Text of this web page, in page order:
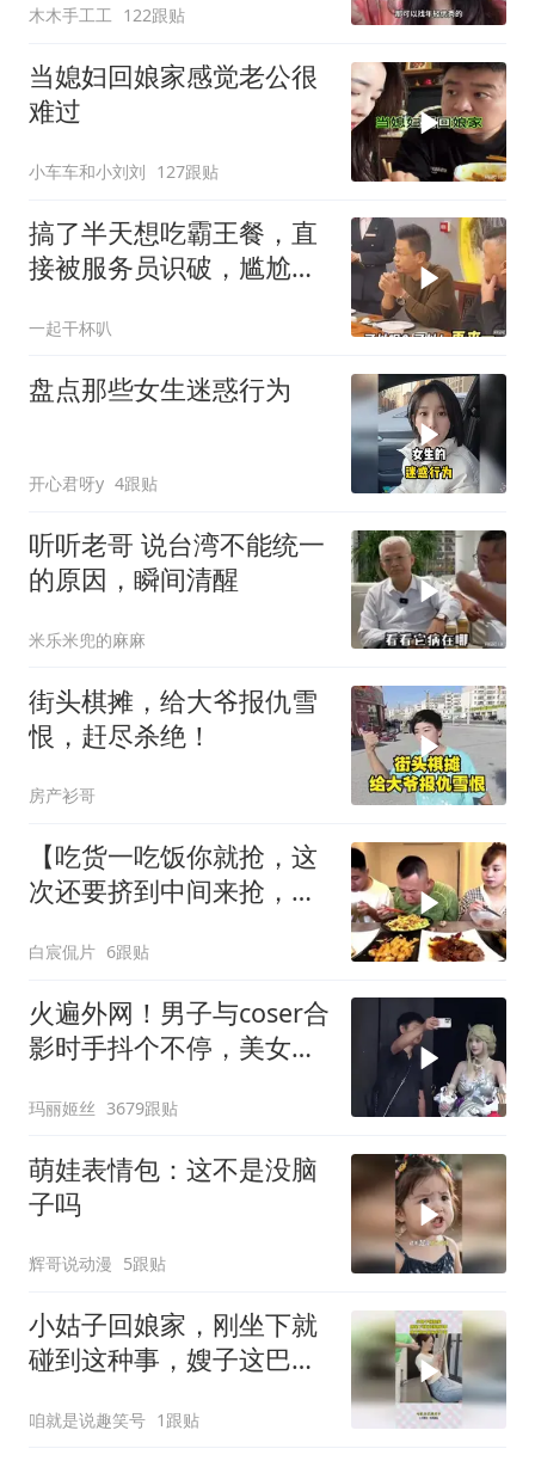
木木手工工 122跟贴
当媳妇回娘家感觉老公很
难过
小车车和小刘刘 127跟贴
搞了半天想吃霸王餐，直
接被服务员识破，尴尬离
一起干杯叭
盘点那些女生迷惑行为
开心君呀y 4跟贴
听听老哥 说台湾不能统一
的原因，瞬间清醒
米乐米兜的麻麻
街头棋摊，给大爷报仇雪
恨，赶尽杀绝！
房产衫哥
【吃货一吃饭你就抢，这
次还要挤到中间来抢，我
白宸侃片 6跟贴
火遍外网！男子与coser合
影时手抖个不停，美女做
玛丽姬丝 3679跟贴
萌娃表情包：这不是没脑
子吗
辉哥说动漫 5跟贴
小姑子回娘家，刚坐下就
碰到这种事，嫂子这巴掌
咱就是说趣笑号 1跟贴